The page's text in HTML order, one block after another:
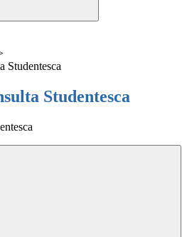
Studentesca
Studentesca